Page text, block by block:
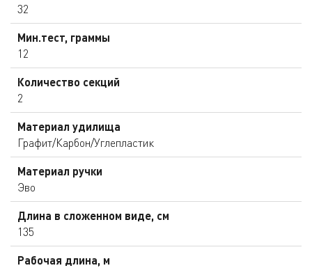
32
Мин.тест, граммы
12
Количество секций
2
Материал удилища
Графит/Карбон/Углепластик
Материал ручки
Эво
Длина в сложенном виде, см
135
Рабочая длина, м